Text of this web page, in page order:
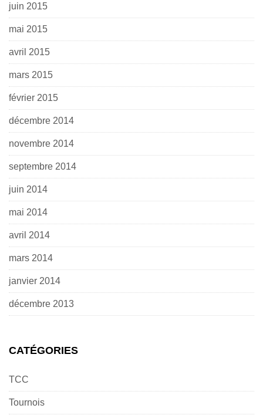
juin 2015
mai 2015
avril 2015
mars 2015
février 2015
décembre 2014
novembre 2014
septembre 2014
juin 2014
mai 2014
avril 2014
mars 2014
janvier 2014
décembre 2013
CATÉGORIES
TCC
Tournois